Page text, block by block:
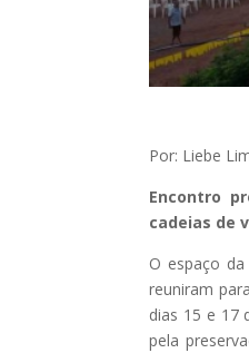
Por: Liebe
Encontro
cadeias de
O espaço
reuniram
dias 15 e 17
pela